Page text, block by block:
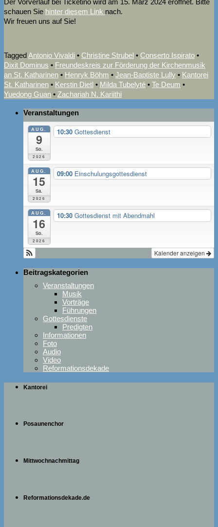
schauen Sie hinter diesem Link nach.
Wir freuen uns auf Sie!
TaggedAntonio Vivaldi • Christine Strubel • Conserto Ispirato •
Dixit Dominus • Freundeskreis zur Förderung der Kirchenmusik
an St. Katharinen • Henryk Böhm • Jean-Baptiste Lully • Kantorei
St. Katharinen • Kerstin Dietl • Milda Tubelyté • Te Deum •
Yuedong Guan • Zachariah N. Kariithi
Veranstaltungen
AUG.
9
So.
2026
10:30 Gottesdienst
AUG.
15
Sa.
2026
09:00 Einschulungsgottesdienst
AUG.
16
So.
2026
10:30 Gottesdienst mit Abendmahl
Kalender anzeigen
Beitragskategorien
Veranstaltungen
Musik
Vorträge
Führungen
Gottesdienste
Predigten
Informationen
Foto
Audio
Video
Reformationsdekade
Kantorei
Posaunenchor
Mittwochnachmittag
Reformationsdekade.de